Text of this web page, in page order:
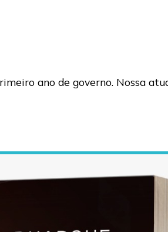
ano de governo. Nossa